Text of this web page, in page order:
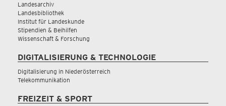
Landesarchiv
Landesbibliothek
Institut für Landeskunde
Stipendien & Beihilfen
Wissenschaft & Forschung
DIGITALISIERUNG & TECHNOLOGIE
Digitalisierung in Niederösterreich
Telekommunikation
FREIZEIT & SPORT